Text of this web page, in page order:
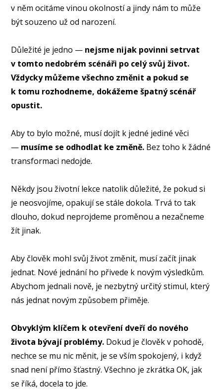
v něm ocitáme vinou okolností a jindy nám to může
být souzeno už od narození.
Důležité je jedno — nejsme nijak povinni setrvat
v tomto nedobrém scénáři po celý svůj život.
Vždycky můžeme všechno změnit a pokud se
k tomu rozhodneme, dokážeme špatný scénář
opustit.
Aby to bylo možné, musí dojít k jedné jediné věci
— musíme se odhodlat ke změně. Bez toho k žádné
transformaci nedojde.
Někdy jsou životní lekce natolik důležité, že pokud si
je neosvojíme, opakují se stále dokola. Trvá to tak
dlouho, dokud neprojdeme proměnou a nezačneme
žít jinak.
Aby člověk mohl svůj život změnit, musí začít jinak
jednat. Nové jednání ho přivede k novým výsledkům.
Abychom jednali nově, je nezbytný určitý stimul, který
nás jednat novým způsobem přiměje.
Obvyklým klíčem k otevření dveří do nového
života bývají problémy. Dokud je člověk v pohodě,
nechce se mu nic měnit, je se vším spokojený, i když
snad není přímo šťastný. Všechno je zkrátka OK, jak
se říká, docela to jde.